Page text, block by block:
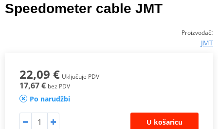
Speedometer cable JMT
Proizvođač:
JMT
22,09 € Uključuje PDV
17,67 € bez PDV
Po narudžbi
U košaricu